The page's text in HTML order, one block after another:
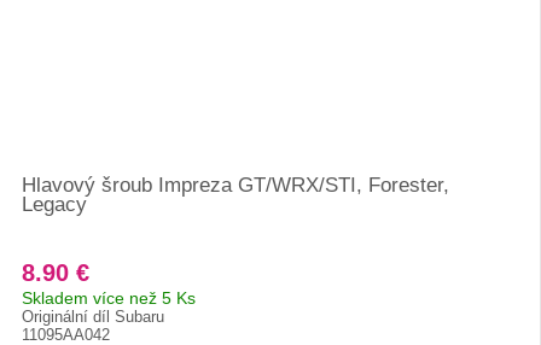
Hlavový šroub Impreza GT/WRX/STI, Forester,
Legacy
8.90 €
Skladem více než 5 Ks
Originální díl Subaru
11095AA042